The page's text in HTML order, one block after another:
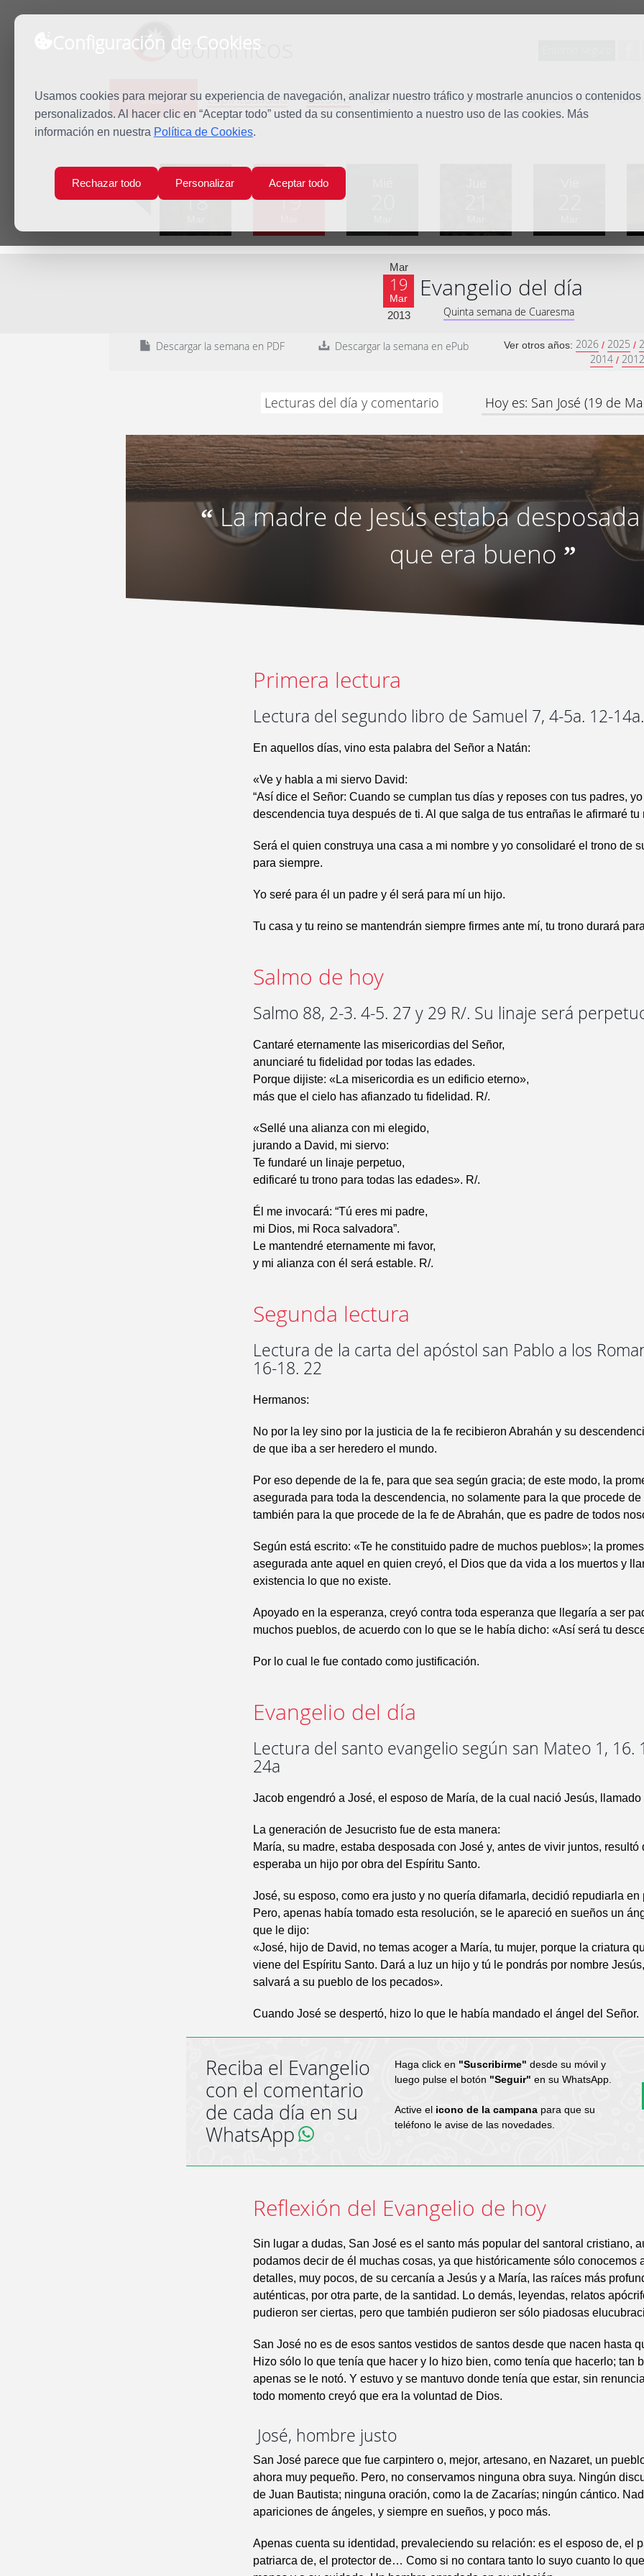
Configuración de Cookies
Usamos cookies para mejorar su experiencia de navegación, analizar nuestro tráfico y mostrarle anuncios o contenidos
personalizados. Al hacer clic en “Aceptar todo” usted da su consentimiento a nuestro uso de las cookies. Más
información en nuestra Política de Cookies.
Rechazar todo Personalizar Aceptar todo
dominicos
Predicación Espiritualidad Estudio Quiénes somos Misión Vocaciones Familia
Inicio Predicación San José
Lun
18
Mar
19
Mar
19
Mar
2013
Evangelio del día
Quinta semana de Cuaresma
Descargar la semana en PDF Descargar la semana en ePub Ver otros años: 2026 / 2025 /
2014 / 2012
Lecturas del día y comentario Hoy es: San José (19 de
“La madre de Jesús estaba
que era bueno ”
Primera lectura
Lectura del segundo libro de Samuel 7, 4-5a. 12-
En aquellos días, vino esta palabra del Señor a Natán:
«Ve y habla a mi siervo David:
“Así dice el Señor: Cuando se cumplan tus días y reposes con tus padres,
descendencia tuya después de ti. Al que salga de tus entrañas le afirmaré tu
Será el quien construya una casa a mi nombre y yo consolidaré el trono de
para siempre.
Yo seré para él un padre y él será para mí un hijo.
Tu casa y tu reino se mantendrán siempre firmes ante mí, tu trono durará
Salmo de hoy
Salmo 88, 2-3. 4-5. 27 y 29 R/. Su linaje será
Cantaré eternamente las misericordias del Señor,
anunciaré tu fidelidad por todas las edades.
Porque dijiste: «La misericordia es un edificio eterno»,
más que el cielo has afianzado tu fidelidad. R/.
«Sellé una alianza con mi elegido,
jurando a David, mi siervo:
Te fundaré un linaje perpetuo,
edificaré tu trono para todas las edades». R/.
Él me invocará: “Tú eres mi padre,
mi Dios, mi Roca salvadora”.
Le mantendré eternamente mi favor,
y mi alianza con él será estable. R/.
Segunda lectura
Lectura de la carta del apóstol san Pablo a los
16-18. 22
Hermanos:
No por la ley sino por la justicia de la fe recibieron Abrahán y su
de que iba a ser heredero el mundo.
Por eso depende de la fe, para que sea según gracia; de este modo, la
asegurada para toda la descendencia, no solamente para la que procede de
también para la que procede de la fe de Abrahán, que es padre de todos
Según está escrito: «Te he constituido padre de muchos pueblos»; la
asegurada ante aquel en quien creyó, el Dios que da vida a los muertos y
existencia lo que no existe.
Apoyado en la esperanza, creyó contra toda esperanza que llegaría a ser
muchos pueblos, de acuerdo con lo que se le había dicho: «Así será tu
Por lo cual le fue contado como justificación.
Evangelio del día
Lectura del santo evangelio según san Mateo 1, 16.
24a
Jacob engendró a José, el esposo de María, de la cual nació Jesús, llamado
La generación de Jesucristo fue de esta manera:
María, su madre, estaba desposada con José y, antes de vivir juntos, resultó
esperaba un hijo por obra del Espíritu Santo.
José, su esposo, como era justo y no quería difamarla, decidió repudiarla en
Pero, apenas había tomado esta resolución, se le apareció en sueños un
que le dijo:
«José, hijo de David, no temas acoger a María, tu mujer, porque la criatura
viene del Espíritu Santo. Dará a luz un hijo y tú le pondrás por nombre
salvará a su pueblo de los pecados».
Cuando José se despertó, hizo lo que le había mandado el ángel del Señor.
Reciba el Evangelio
con el comentario
de cada día en su
WhatsApp
Haga click en "Suscribirme" desde su móvil y
luego pulse el botón "Seguir" en su WhatsApp.
Active el icono de la campanapara que su
teléfono le avise de las novedades.
Reflexión del Evangelio de hoy
Sin lugar a dudas, San José es el santo más popular del santoral cristiano,
podamos decir de él muchas cosas, ya que históricamente sólo conocemos
detalles, muy pocos, de su cercanía a Jesús y a María, las raíces más
auténticas, por otra parte, de la santidad. Lo demás, leyendas, relatos
pudieron ser ciertas, pero que también pudieron ser sólo piadosas
San José no es de esos santos vestidos de santos desde que nacen hasta
Hizo sólo lo que tenía que hacer y lo hizo bien, como tenía que hacerlo; tan
apenas se le notó. Y estuvo y se mantuvo donde tenía que estar, sin
todo momento creyó que era la voluntad de Dios.
José, hombre justo
San José parece que fue carpintero o, mejor, artesano, en Nazaret, un
ahora muy pequeño. Pero, no conservamos ninguna obra suya. Ningún
de Juan Bautista; ninguna oración, como la de Zacarías; ningún cántico.
apariciones de ángeles, y siempre en sueños, y poco más.
Apenas cuenta su identidad, prevaleciendo su relación: es el esposo de, el
patriarca de, el protector de… Como si no contara tanto lo suyo cuanto lo